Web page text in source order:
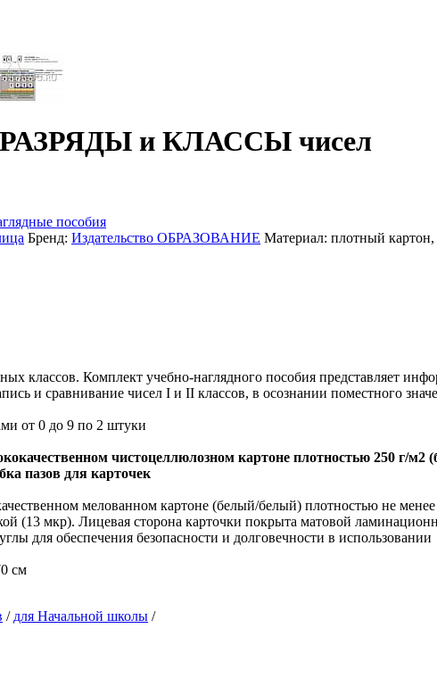
РАЗРЯДЫ и КЛАССЫ чисел
пособия
Бренд: Издательство ОБРАЗОВАНИЕ Материал: плотный картон,
классов. Комплект учебно-наглядного пособия представляет
и сравнивание чисел I и II классов, в осознании поместного
от 0 до 9 по 2 штуки
чистоцеллюлозном картоне плотностью 250 г/м2
пазов для карточек
мелованном картоне (белый/белый) плотностью не
мкр). Лицевая сторона карточки покрыта матовой
для обеспечения безопасности и долговечности в использовании
см
/ для Начальной школы /